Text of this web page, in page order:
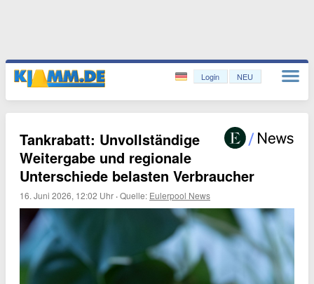
Login NEU
Tankrabatt: Unvollständige
Weitergabe und regionale
Unterschiede belasten Verbraucher
16. Juni 2026, 12:02 Uhr ·Quelle: Eulerpool News